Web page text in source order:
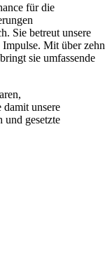
für die
Sie betreut unsere
Mit über zehn
sie umfassende
damit unsere
und gesetzte